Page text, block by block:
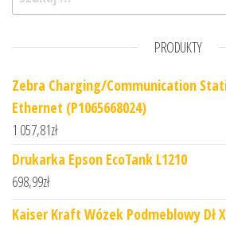
PRODUKTY
Zebra Charging/Communication
Ethernet (P1065668024)
1 057,81zł
Drukarka Epson EcoTank L1210
698,99zł
Kaiser Kraft Wózek Podmeblowy Dł